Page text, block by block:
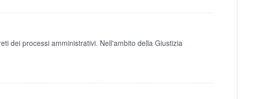
dei processi amministrativi. Nell'ambito della Giustizia